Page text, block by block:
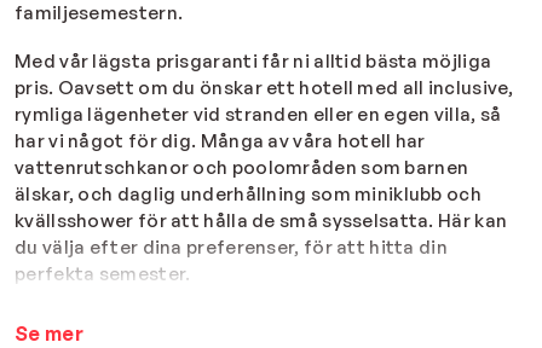
familjesemestern.
Med vår lägsta prisgaranti får ni alltid bästa möjliga
pris. Oavsett om du önskar ett hotell med all inclusive,
rymliga lägenheter vid stranden eller en egen villa, så
har vi något för dig. Många av våra hotell har
vattenrutschkanor och poolområden som barnen
älskar, och daglig underhållning som miniklubb och
kvällsshower för att hålla de små sysselsatta. Här kan
du välja efter dina preferenser, för att hitta din
perfekta semester.
Se mer